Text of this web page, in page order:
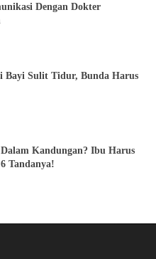
Dengan Dokter
Bayi Sulit Tidur, Bunda Harus
Kandungan? Ibu Harus
Tandanya!